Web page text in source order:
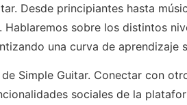
Desde principiantes hasta
sobre los distintos
una curva de aprendizaje
Simple Guitar. Conectar con
sociales de la